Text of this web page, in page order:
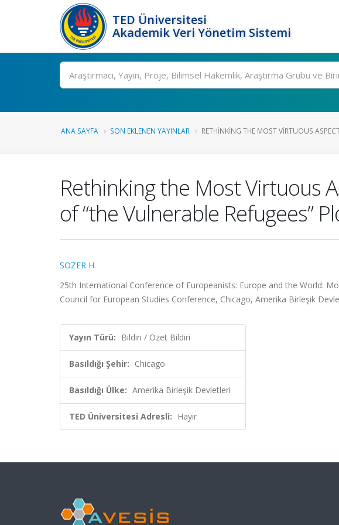
TED Üniversitesi
Akademik Veri Yönetim Sistemi
Ara
ANA SAYFA SON EKLENEN YAYINLAR RETHINKING THE MOST VIRTUOUS
Rethinking the Most Virtuous
of “the Vulnerable Refugees”
SÖZER H.
25th International Conference of Europeanists: Europe and the World:
Council for European Studies Conference, Chicago, Amerika Birleşik
Yayın Türü: Bildiri / Özet Bildiri
Basıldığı Şehir: Chicago
Basıldığı Ülke: Amerika Birleşik Devletleri
TED Üniversitesi Adresli: Hayır